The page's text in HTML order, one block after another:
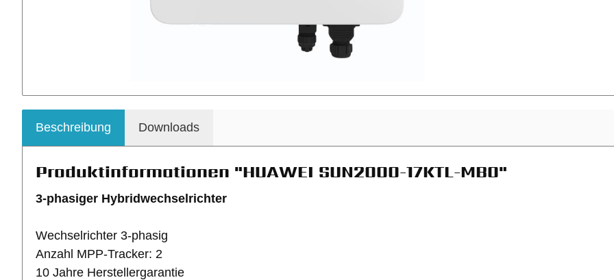
Beschreibung Downloads
Produktinformationen "HUAWEI SUN2000-17KTL-MB0"
3-phasiger Hybridwechselrichter
Wechselrichter 3-phasig
Anzahl MPP-Tracker: 2
10 Jahre Herstellergarantie